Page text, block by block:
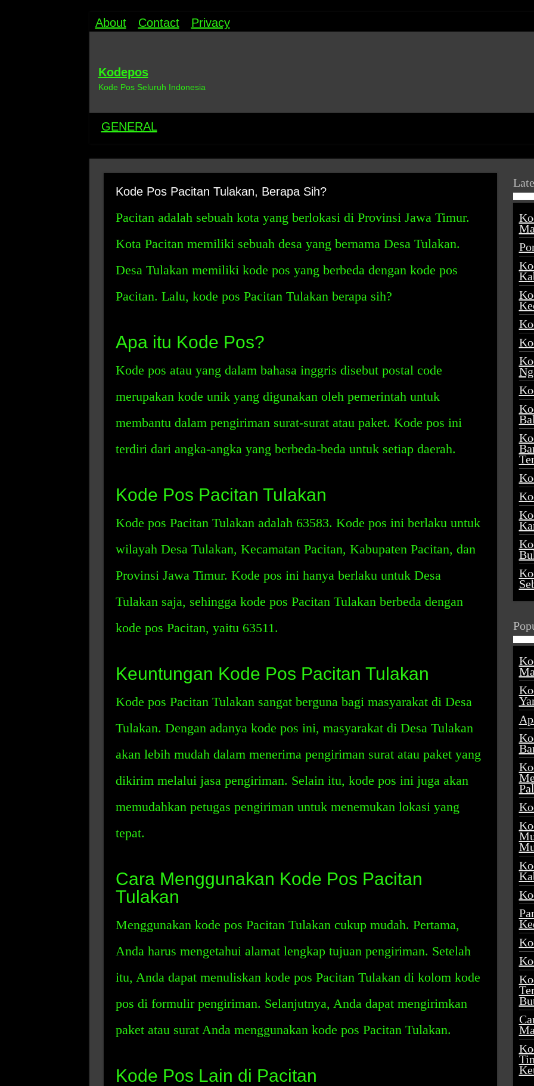
About Contact Privacy
Kodepos
Kode Pos Seluruh Indonesia
GENERAL
Kode Pos Pacitan Tulakan, Berapa Sih?
Pacitan adalah sebuah kota yang berlokasi di Provinsi Jawa Timur.
Kota Pacitan memiliki sebuah desa yang bernama Desa Tulakan.
Desa Tulakan memiliki kode pos yang berbeda dengan kode pos
Pacitan. Lalu, kode pos Pacitan Tulakan berapa sih?
Apa itu Kode Pos?
Kode pos atau yang dalam bahasa inggris disebut postal code
merupakan kode unik yang digunakan oleh pemerintah untuk
membantu dalam pengiriman surat-surat atau paket. Kode pos ini
terdiri dari angka-angka yang berbeda-beda untuk setiap daerah.
Kode Pos Pacitan Tulakan
Kode pos Pacitan Tulakan adalah 63583. Kode pos ini berlaku untuk
wilayah Desa Tulakan, Kecamatan Pacitan, Kabupaten Pacitan, dan
Provinsi Jawa Timur. Kode pos ini hanya berlaku untuk Desa
Tulakan saja, sehingga kode pos Pacitan Tulakan berbeda dengan
kode pos Pacitan, yaitu 63511.
Keuntungan Kode Pos Pacitan Tulakan
Kode pos Pacitan Tulakan sangat berguna bagi masyarakat di Desa
Tulakan. Dengan adanya kode pos ini, masyarakat di Desa Tulakan
akan lebih mudah dalam menerima pengiriman surat atau paket yang
dikirim melalui jasa pengiriman. Selain itu, kode pos ini juga akan
memudahkan petugas pengiriman untuk menemukan lokasi yang
tepat.
Cara Menggunakan Kode Pos Pacitan
Tulakan
Menggunakan kode pos Pacitan Tulakan cukup mudah. Pertama,
Anda harus mengetahui alamat lengkap tujuan pengiriman. Setelah
itu, Anda dapat menuliskan kode pos Pacitan Tulakan di kolom kode
pos di formulir pengiriman. Selanjutnya, Anda dapat mengirimkan
paket atau surat Anda menggunakan kode pos Pacitan Tulakan.
Kode Pos Lain di Pacitan